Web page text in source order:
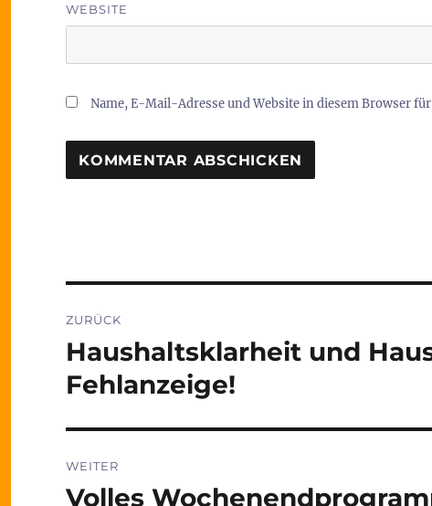
WEBSITE
Name, E-Mail-Adresse und Website in diesem Browser
ZURÜCK
Vorheriger
Beitrag:
Haushaltsklarheit und
Fehlanzeige!
WEITER
Nächster
Volles